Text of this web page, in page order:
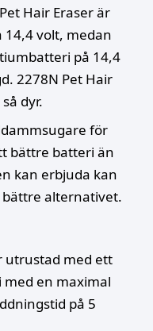
Hair Eraser är
volt, medan
på 14,4
2278N Pet Hair
dyr.
för
bättre batteri än
kan erbjuda kan
bättre alternativet.
utrustad med ett
en maximal
på 5